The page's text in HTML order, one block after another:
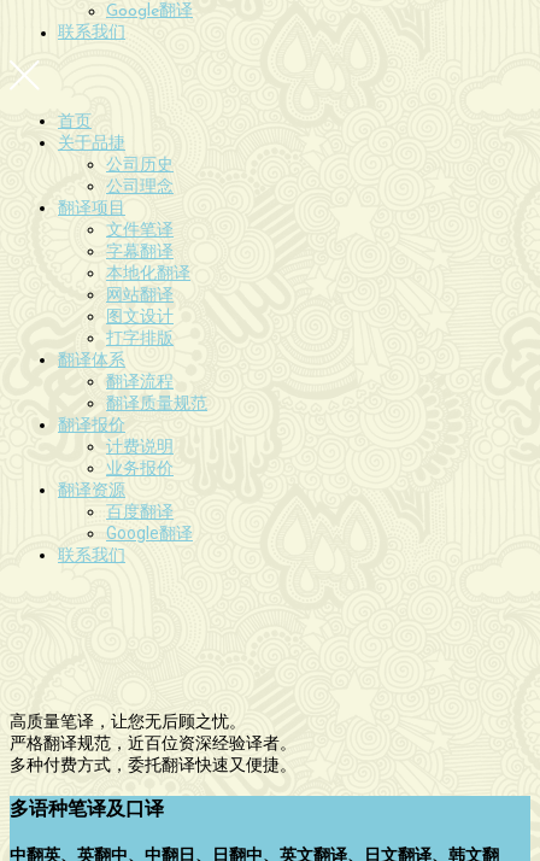
Google翻译
联系我们
首页
关于品捷
公司历史
公司理念
翻译项目
文件笔译
字幕翻译
本地化翻译
网站翻译
图文设计
打字排版
翻译体系
翻译流程
翻译质量规范
翻译报价
计费说明
业务报价
翻译资源
百度翻译
Google翻译
联系我们
高质量笔译，让您无后顾之忧。
严格翻译规范，近百位资深经验译者。
多种付费方式，委托翻译快速又便捷。
多语种笔译及口译
中翻英、英翻中、中翻日、日翻中、英文翻译、日文翻译、韩文翻